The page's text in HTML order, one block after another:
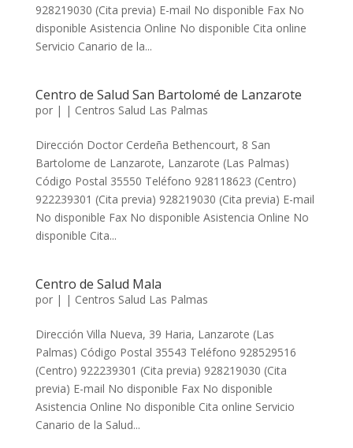
928219030 (Cita previa) E-mail No disponible Fax No
disponible Asistencia Online No disponible Cita online
Servicio Canario de la...
Centro de Salud San Bartolomé de Lanzarote
por | | Centros Salud Las Palmas
Dirección Doctor Cerdeña Bethencourt, 8 San
Bartolome de Lanzarote, Lanzarote (Las Palmas)
Código Postal 35550 Teléfono 928118623 (Centro)
922239301 (Cita previa) 928219030 (Cita previa) E-mail
No disponible Fax No disponible Asistencia Online No
disponible Cita...
Centro de Salud Mala
por | | Centros Salud Las Palmas
Dirección Villa Nueva, 39 Haria, Lanzarote (Las
Palmas) Código Postal 35543 Teléfono 928529516
(Centro) 922239301 (Cita previa) 928219030 (Cita
previa) E-mail No disponible Fax No disponible
Asistencia Online No disponible Cita online Servicio
Canario de la Salud...